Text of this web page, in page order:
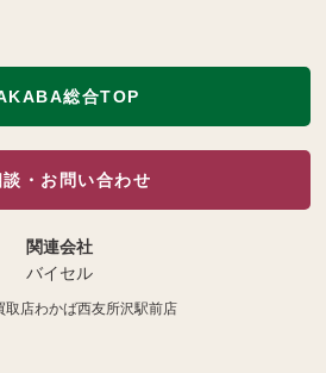
総合TOP
談・お問い合わせ
関連会社
バイセル
取店わかば西友所沢駅前店